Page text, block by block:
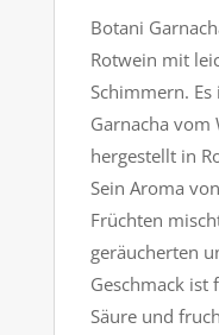
Botani
Rotwein mit
Schimmern.
Garnacha vom
hergestellt in
Sein Aroma
Früchten
geräucherten
Geschmack ist
Säure und